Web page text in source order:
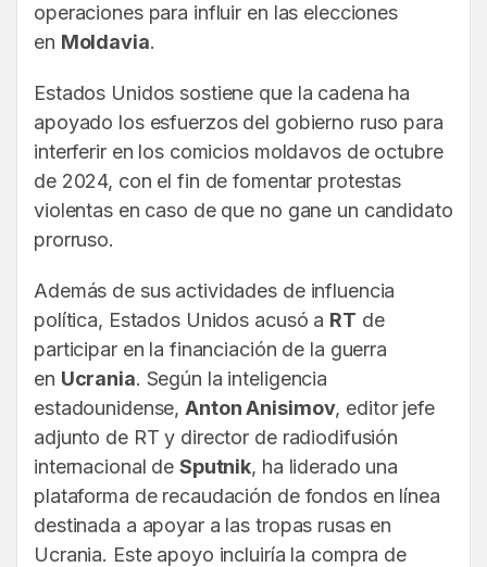
operaciones para influir en las elecciones
en Moldavia.
Estados Unidos sostiene que la cadena ha
apoyado los esfuerzos del gobierno ruso para
interferir en los comicios moldavos de octubre
de 2024, con el fin de fomentar protestas
violentas en caso de que no gane un candidato
prorruso.
Además de sus actividades de influencia
política, Estados Unidos acusó a RT de
participar en la financiación de la guerra
en Ucrania. Según la inteligencia
estadounidense,Anton Anisimov, editor jefe
adjunto de RT y director de radiodifusión
internacional de Sputnik, ha liderado una
plataforma de recaudación de fondos en línea
destinada a apoyar a las tropas rusas en
Ucrania. Este apoyo incluiría la compra de